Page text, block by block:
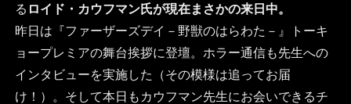
る ロイド・カウフマン氏が現在まさかの来日中。
昨日は『ファーザーズデイ－野獣のはらわた－』トーキ
ョープレミアの舞台挨拶に登壇。ホラー通信も先生への
インタビューを実施した（その模様は追ってお届
け！）。そして本日もカウフマン先生にお会いできるチ